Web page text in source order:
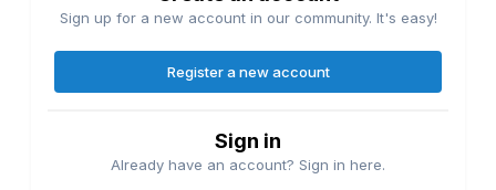
Sign up for a new account in our community. It's easy!
Register a new account
Sign in
Already have an account? Sign in here.